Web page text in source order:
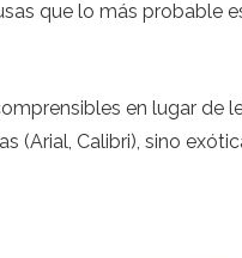
que lo más probable
en lugar de
(Arial, Calibri), sino